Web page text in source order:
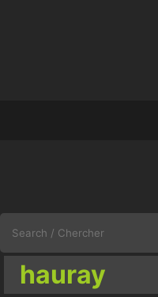
hauray